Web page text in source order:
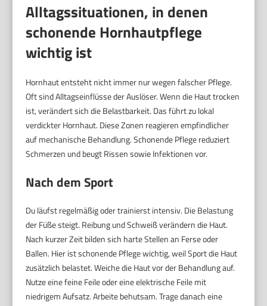
Alltagssituationen, in denen
schonende Hornhautpflege
wichtig ist
Hornhaut entsteht nicht immer nur wegen falscher Pflege.
Oft sind Alltagseinflüsse der Auslöser. Wenn die Haut trocken
ist, verändert sich die Belastbarkeit. Das führt zu lokal
verdickter Hornhaut. Diese Zonen reagieren empfindlicher
auf mechanische Behandlung. Schonende Pflege reduziert
Schmerzen und beugt Rissen sowie Infektionen vor.
Nach dem Sport
Du läufst regelmäßig oder trainierst intensiv. Die Belastung
der Füße steigt. Reibung und Schweiß verändern die Haut.
Nach kurzer Zeit bilden sich harte Stellen an Ferse oder
Ballen. Hier ist schonende Pflege wichtig, weil Sport die Haut
zusätzlich belastet. Weiche die Haut vor der Behandlung auf.
Nutze eine feine Feile oder eine elektrische Feile mit
niedrigem Aufsatz. Arbeite behutsam. Trage danach eine